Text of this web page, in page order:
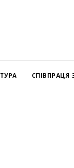
СПІВПРАЦЯ